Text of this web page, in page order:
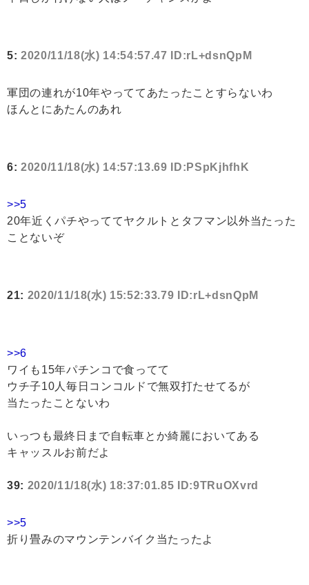
5: 2020/11/18(水) 14:54:57.47 ID:rL+dsnQpM
軍団の連れが10年やっててあたったことすらないわ
ほんとにあたんのあれ
6: 2020/11/18(水) 14:57:13.69 ID:PSpKjhfhK
>>5
20年近くパチやっててヤクルトとタフマン以外当たった
ことないぞ
21: 2020/11/18(水) 15:52:33.79 ID:rL+dsnQpM
>>6
ワイも15年パチンコで食ってて
ウチ子10人毎日コンコルドで無双打たせてるが
当たったことないわ
いっつも最終日まで自転車とか綺麗においてある
キャッスルお前だよ
39: 2020/11/18(水) 18:37:01.85 ID:9TRuOXvrd
>>5
折り畳みのマウンテンバイク当たったよ